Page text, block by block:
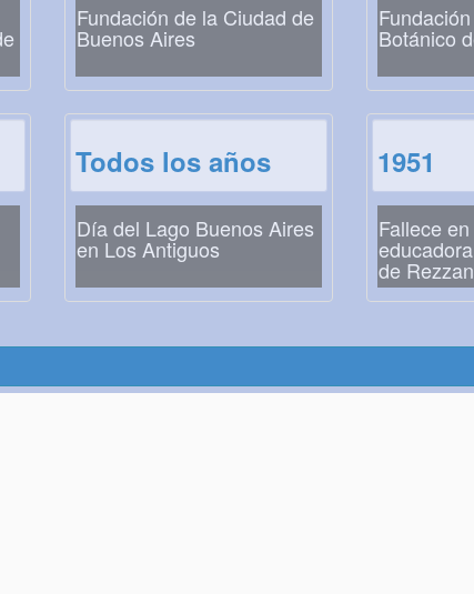
Fundación de la Ciudad de
Buenos Aires Botánico
Todos los años
Día del Lago Buenos Aires
en Los Antiguos
1951
Fallece
de